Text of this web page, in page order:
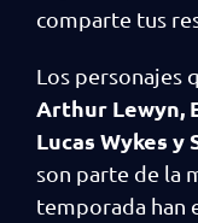
comparte tus
Los personajes
Arthur Lewyn,
Lucas Wykes y
son parte de la
temporada han